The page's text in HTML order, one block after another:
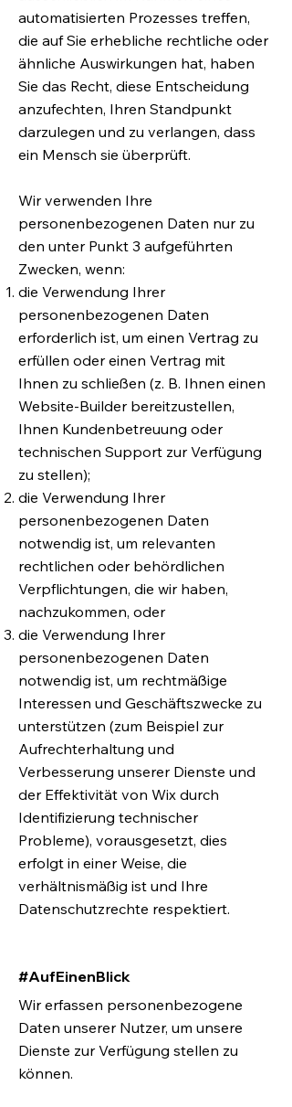
automatisierten Prozesses treffen,
die auf Sie erhebliche rechtliche oder
ähnliche Auswirkungen hat, haben
Sie das Recht, diese Entscheidung
anzufechten, Ihren Standpunkt
darzulegen und zu verlangen, dass
ein Mensch sie überprüft.
Wir verwenden Ihre
personenbezogenen Daten nur zu
den unter Punkt 3 aufgeführten
Zwecken, wenn:
die Verwendung Ihrer
personenbezogenen Daten
erforderlich ist, um einen Vertrag zu
erfüllen oder einen Vertrag mit
Ihnen zu schließen (z. B. Ihnen einen
Website-Builder bereitzustellen,
Ihnen Kundenbetreuung oder
technischen Support zur Verfügung
zu stellen);
die Verwendung Ihrer
personenbezogenen Daten
notwendig ist, um relevanten
rechtlichen oder behördlichen
Verpflichtungen, die wir haben,
nachzukommen, oder
die Verwendung Ihrer
personenbezogenen Daten
notwendig ist, um rechtmäßige
Interessen und Geschäftszwecke zu
unterstützen (zum Beispiel zur
Aufrechterhaltung und
Verbesserung unserer Dienste und
der Effektivität von Wix durch
Identifizierung technischer
Probleme), vorausgesetzt, dies
erfolgt in einer Weise, die
verhältnismäßig ist und Ihre
Datenschutzrechte respektiert.
#AufEinenBlick
Wir erfassen personenbezogene
Daten unserer Nutzer, um unsere
Dienste zur Verfügung stellen zu
können.